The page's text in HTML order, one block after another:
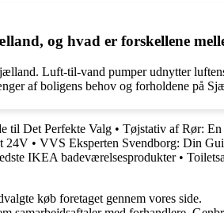
og hvad er forskellene
Luft-til-vand pumper udnytter
af boligens behov og forholdene på
til Det Perfekte Valg • Tøjstativ af Rør:
24V • VVS Eksperten Svendborg: Din
IKEA badeværelsesprodukter•
køb foretaget gennem vores side.